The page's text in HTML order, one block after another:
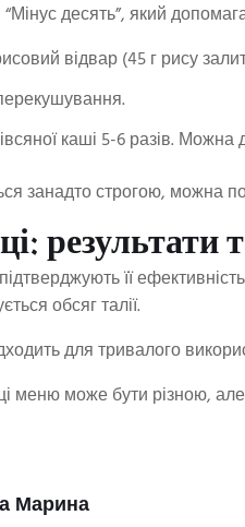
десять”, який
відвар (45 г рису
каші 5-6 разів.
занадто строгою, можна
результати
її
обсяг талії.
для тривалого
меню може бути різною,
Марина